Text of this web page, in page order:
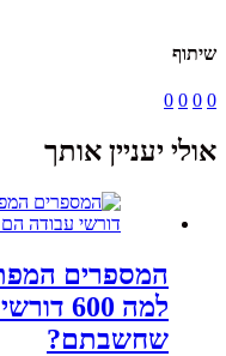
שיתוף
0
0
0
0
אולי יעניין אותך
המספרים
למה
שחשבתם?